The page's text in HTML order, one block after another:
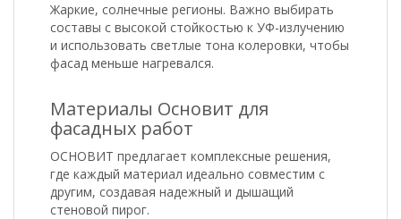
Жаркие, солнечные регионы. Важно выбирать
составы с высокой стойкостью к УФ-излучению
и использовать светлые тона колеровки, чтобы
фасад меньше нагревался.
Материалы Основит для
фасадных работ
ОСНОВИТ предлагает комплексные решения,
где каждый материал идеально совместим с
другим, создавая надежный и дышащий
стеновой пирог.